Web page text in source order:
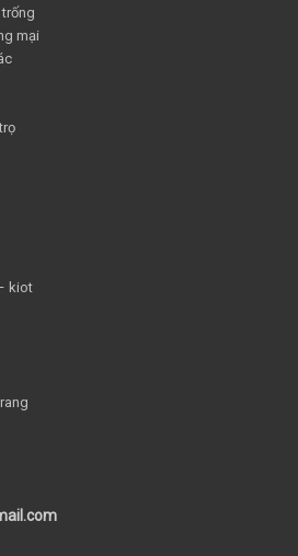
mại
kiot